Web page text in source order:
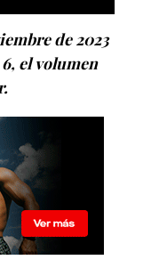
de 2023
el volumen